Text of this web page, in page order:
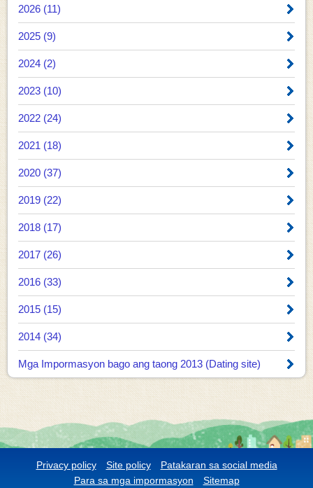
2026 (11)
2025 (9)
2024 (2)
2023 (10)
2022 (24)
2021 (18)
2020 (37)
2019 (22)
2018 (17)
2017 (26)
2016 (33)
2015 (15)
2014 (34)
Mga Impormasyon bago ang taong 2013 (Dating site)
Privacy policy Site policy
Patakaran sa social media
Para sa mga impormasyon
Sitemap